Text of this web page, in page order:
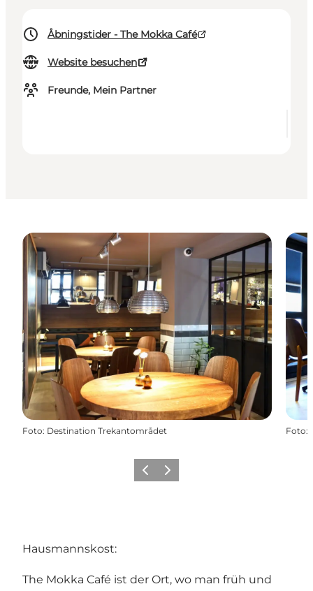
Åbningstider - The Mokka Café
Website besuchen
Freunde, Mein Partner
Foto: Destination Trekantområdet Foto:
ZurückWeiter
Hausmannskost:
The Mokka Café ist der Ort, wo man früh und